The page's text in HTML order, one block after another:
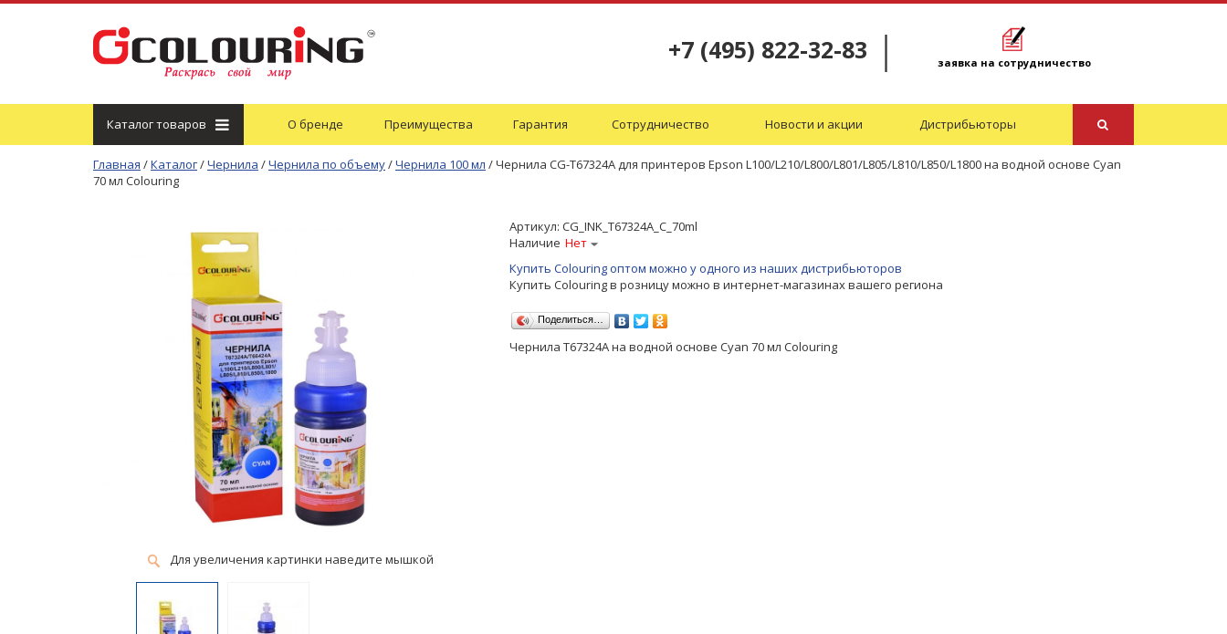
+7 (495) 822-32-83 заявка на сотрудничество
Каталогтоваров О бренде Преимущества Гарантия Сотрудничество Новости и акции Дистрибьюторы
Главная /Каталог/Чернила /Чернила по объему/Чернила 100 мл /Чернила CG-T67324A для принтеров Epson L100/L210/L800/L801/L805/L810/L850/L1800 на водной основе Cyan
70 мл Colouring
Для увеличения картинки наведите мышкой
Артикул: CG_INK_T67324A_C_70ml
Наличие Нет
Купить Colouring оптом можно у одного из наших дистрибьюторов
Купить Colouring в розницу можно в интернет-магазинах вашего региона
Поделиться…
Чернила T67324A на водной основе Cyan 70 мл Colouring